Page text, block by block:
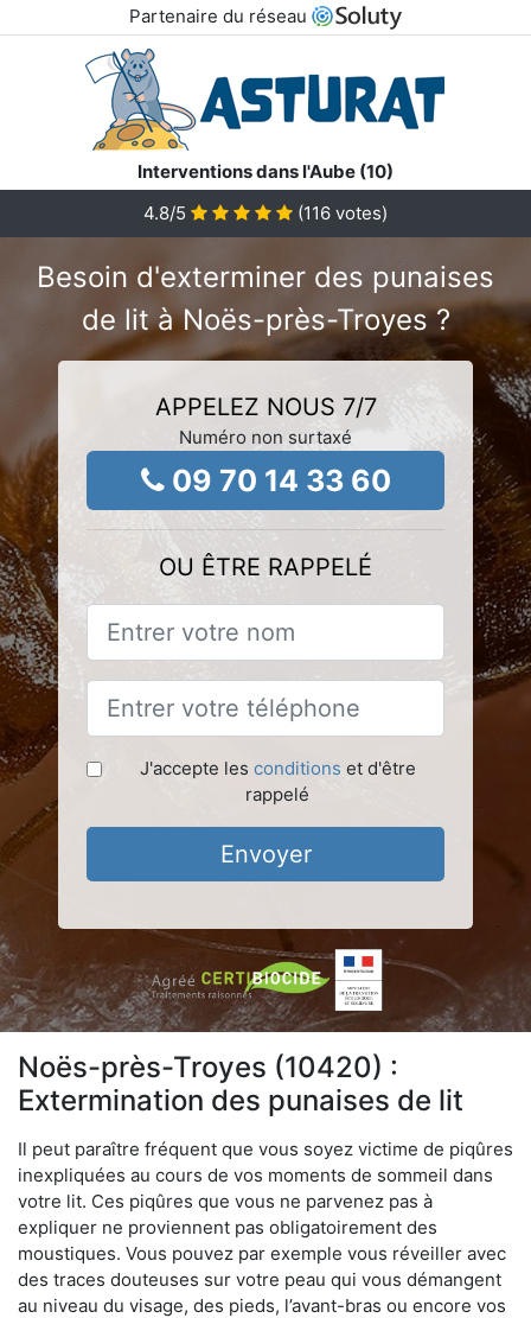
Partenaire du réseau
Interventions dans l'Aube (10)
4.8/5 (116 votes)
Besoin d'exterminer des punaises
de lit à Noës-près-Troyes ?
APPELEZ NOUS 7/7
Numéro non surtaxé
09 70 14 33 60
OU ÊTRE RAPPELÉ
J'accepte les conditions et d'être
rappelé
Envoyer
Noës-près-Troyes (10420) :
Extermination des punaises de lit
Il peut paraître fréquent que vous soyez victime de piqûres
inexpliquées au cours de vos moments de sommeil dans
votre lit. Ces piqûres que vous ne parvenez pas à
expliquer ne proviennent pas obligatoirement des
moustiques. Vous pouvez par exemple vous réveiller avec
des traces douteuses sur votre peau qui vous démangent
au niveau du visage, des pieds, l’avant-bras ou encore vos